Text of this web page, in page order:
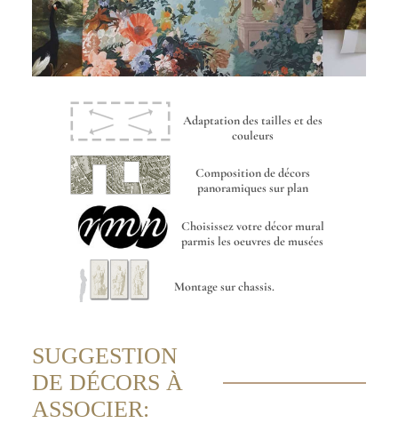
Adaptation des tailles et des
couleurs
Composition de décors
panoramiques sur plan
Choisissez votre décor mural
parmis les oeuvres de musées
Montage sur chassis.
SUGGESTION
DE DÉCORS À
ASSOCIER: